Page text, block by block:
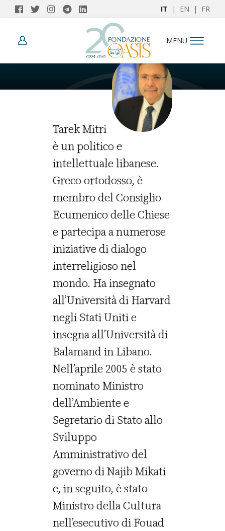
IT | EN | FR
MENU
Tarek Mitri
Tarek Mitri
è un politico e
intellettuale libanese.
Greco ortodosso, è
membro del Consiglio
Ecumenico delle Chiese
e partecipa a numerose
iniziative di dialogo
interreligioso nel
mondo. Ha insegnato
all’Università di Harvard
negli Stati Uniti e
insegna all’Università di
Balamand in Libano.
Nell’aprile 2005 è stato
nominato Ministro
dell’Ambiente e
Segretario di Stato allo
Sviluppo
Amministrativo del
governo di Najib Mikati
e, in seguito, è stato
Ministro della Cultura
nell’esecutivo di Fouad